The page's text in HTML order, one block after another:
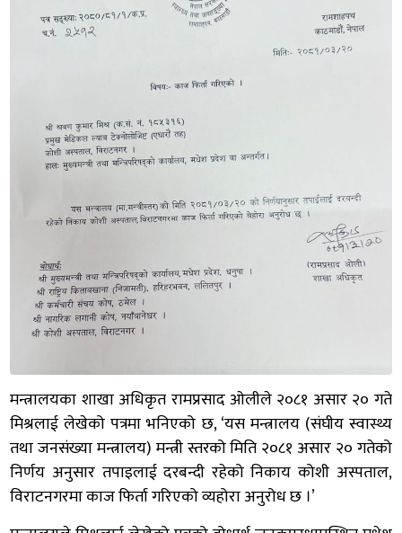
मन्त्रालयका शाखा अधिकृत रामप्रसाद ओलीले २०८१ असार २० गते
मिश्रलाई लेखेको पत्रमा भनिएको छ, ‘यस मन्त्रालय (संघीय स्वास्थ्य
तथा जनसंख्या मन्त्रालय) मन्त्री स्तरको मिति २०८१ असार २० गतेको
निर्णय अनुसार तपाइलाई दरबन्दी रहेको निकाय कोशी अस्पताल,
विराटनगरमा काज फिर्ता गरिएको व्यहोरा अनुरोध छ ।’